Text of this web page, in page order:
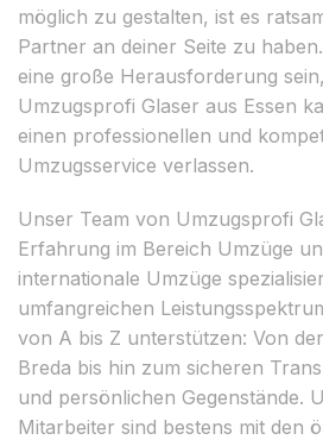
möglich zu gestalten, ist es
Partner an deiner Seite zu
eine große Herausforderung
Umzugsprofi Glaser aus Essen
einen professionellen und
Umzugsservice verlassen.
Unser Team von Umzugsprofi
Erfahrung im Bereich Umzüge
internationale Umzüge
umfangreichen
von A bis Z unterstützen: Von
Breda bis hin zum sicheren
und persönlichen Gegenstände.
Mitarbeiter sind bestens mit den